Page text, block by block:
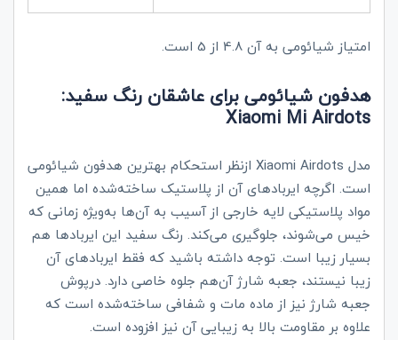
امتیاز شیائومی به آن 4.8 از 5 است.
هدفون شیائومی برای عاشقان رنگ سفید:
Xiaomi Mi Airdots
مدل Xiaomi Airdots ازنظر استحکام بهترین هدفون شیائومی
است. اگرچه ایربادهای آن از پلاستیک ساخته‌شده اما همین
مواد پلاستیکی لایه خارجی از آسیب به آن‌ها به‌ویژه زمانی که
خیس می‌شوند، جلوگیری می‌کند. رنگ سفید این ایربادها هم
بسیار زیبا است. توجه داشته باشید که فقط ایربادهای آن
زیبا نیستند، جعبه شارژ آن‌هم جلوه خاصی دارد. درپوش
جعبه شارژ نیز از ماده مات و شفافی ساخته‌شده است که
علاوه بر مقاومت بالا به زیبایی آن نیز افزوده است.